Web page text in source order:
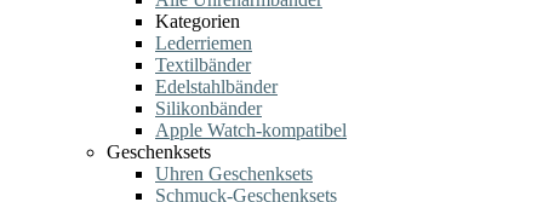
Kategorien
Lederriemen
Textilbänder
Edelstahlbänder
Silikonbänder
Apple Watch-kompatibel
Geschenksets
Uhren Geschenksets
Schmuck-Geschenksets